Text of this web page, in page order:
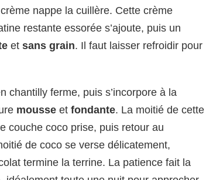
nappe la cuillère. Cette crème
restante essorée s’ajoute, puis un
et sans grain. Il faut laisser refroidir pour
chantilly ferme, puis s’incorpore à la
mousse et fondante. La moitié de cette
couche coco prise, puis retour au
de coco se verse délicatement,
termine la terrine. La patience fait la